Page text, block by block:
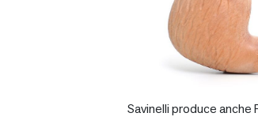
Savinelli produce anche